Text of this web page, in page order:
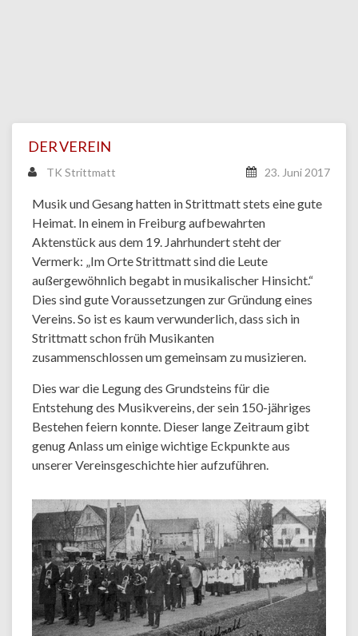
DER VEREIN
TK Strittmatt 23. Juni 2017
Musik und Gesang hatten in Strittmatt stets eine gute
Heimat. In einem in Freiburg aufbewahrten
Aktenstück aus dem 19. Jahrhundert steht der
Vermerk: „Im Orte Strittmatt sind die Leute
außergewöhnlich begabt in musikalischer Hinsicht.“
Dies sind gute Voraussetzungen zur Gründung eines
Vereins. So ist es kaum verwunderlich, dass sich in
Strittmatt schon früh Musikanten
zusammenschlossen um gemeinsam zu musizieren.
Dies war die Legung des Grundsteins für die
Entstehung des Musikvereins, der sein 150-jähriges
Bestehen feiern konnte. Dieser lange Zeitraum gibt
genug Anlass um einige wichtige Eckpunkte aus
unserer Vereinsgeschichte hier aufzuführen.